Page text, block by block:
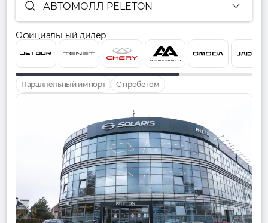
АВТОМОЛЛ PELETON
Официальный дилер
Параллельный импорт С пробегом